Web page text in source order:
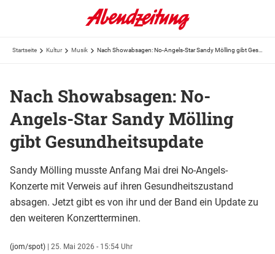
Startseite Kultur Musik
Nach Showabsagen: No-
Angels-Star Sandy Mölling
gibt Gesundheitsupdate
Sandy Mölling musste Anfang Mai drei No-Angels-
Konzerte mit Verweis auf ihren Gesundheitszustand
absagen. Jetzt gibt es von ihr und der Band ein Update zu
den weiteren Konzertterminen.
(jom/spot) | 25. Mai 2026 - 15:54 Uhr